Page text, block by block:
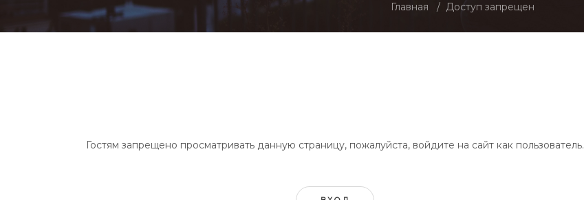
Главная Доступ запрещен
Гостям запрещено просматривать данную страницу, пожалуйста, войдите на сайт как пользователь.